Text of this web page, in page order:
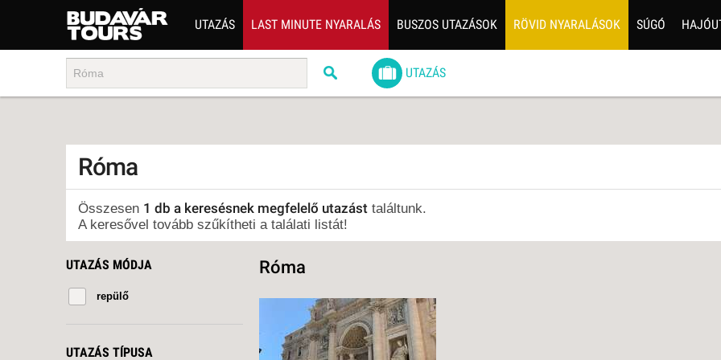
UTAZÁS
BUSZOS UTAZÁSOK
CSALÁDI ÜDÜLÉS
UTAZÁSOK DEBRECENI
INDULÁSSAL
EGZOTIKUS UTAK
VÁROSLÁTOGATÁS
LAST MINUTE NYARALÁS BUSZOS UTAZÁSOK RÖVID NYARALÁSOK SÚGÓ
UTAZÁS
Róma
Összesen 1 db a keresésnek megfelelő utazást találtunk.
A keresővel tovább szűkítheti a találati listát!
UTAZÁS MÓDJA
repülő
UTAZÁS TÍPUSA
Róma